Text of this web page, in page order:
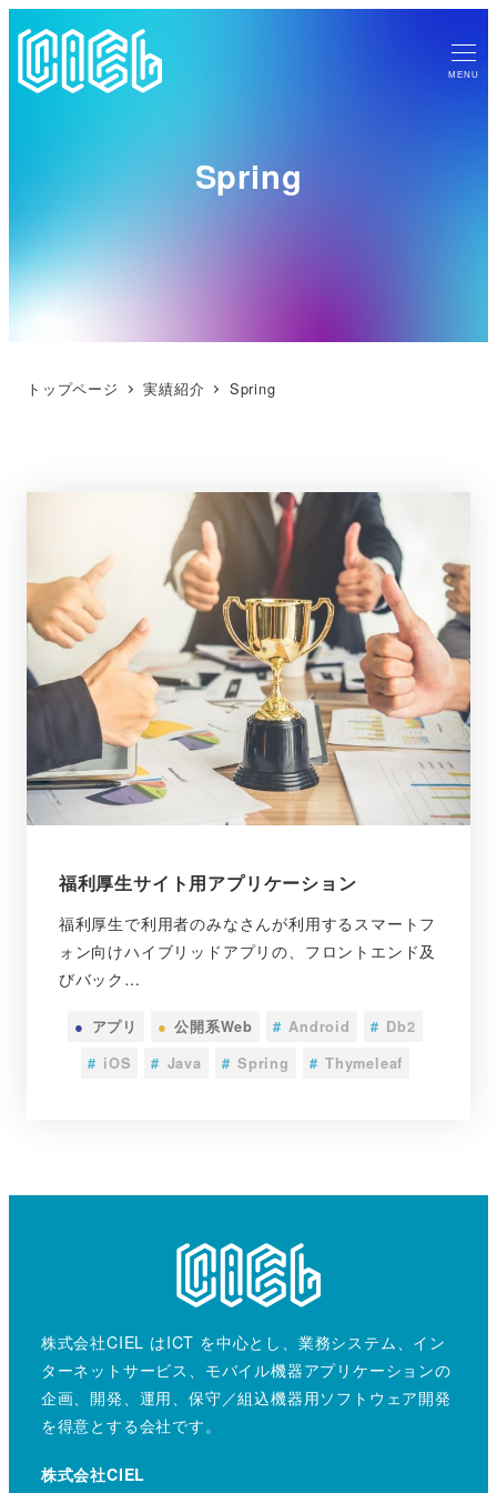
MENU
Spring
トップページ 実績紹介 Spring
福利厚生サイト用アプリケーション
福利厚生で利用者のみなさんが利用するスマートフ
ォン向けハイブリッドアプリの、フロントエンド及
びバック…
● アプリ ● 公開系Web # Android # Db2
# iOS # Java # Spring # Thymeleaf
株式会社CIEL はICT を中心とし、業務システム、イン
ターネットサービス、モバイル機器アプリケーションの
企画、開発、運用、保守／組込機器用ソフトウェア開発
を得意とする会社です。
株式会社CIEL